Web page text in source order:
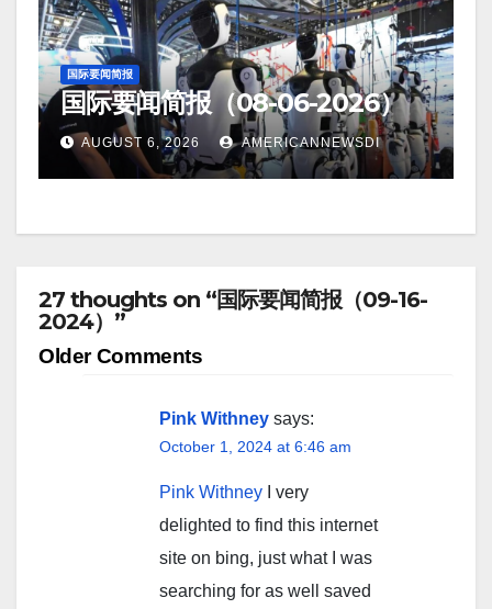
国际要闻简报
国际要闻简报（08-06-2026）
AUGUST 6, 2026 AMERICANNEWSDI
27 thoughts on “国际要闻简报（09-16-
2024）”
Comment
Older Comments
Pink Withney says:
October 1, 2024 at 6:46 am
Pink Withney I very
delighted to find this internet
site on bing, just what I was
searching for as well saved